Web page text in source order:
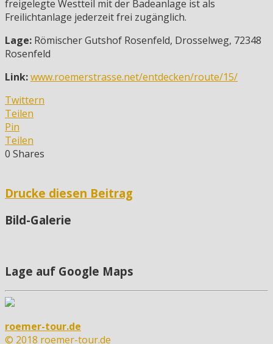
freigelegte Westteil mit der Badeanlage ist als
Freilichtanlage jederzeit frei zugänglich.
Lage: Römischer Gutshof Rosenfeld, Drosselweg, 72348
Rosenfeld
Link:www.roemerstrasse.net/entdecken/route/15/
Twittern
Teilen
Pin
Teilen
0 Shares
Drucke diesen Beitrag
Bild-Galerie
Lage auf Google Maps
roemer-tour.de
© 2018 roemer-tour.de